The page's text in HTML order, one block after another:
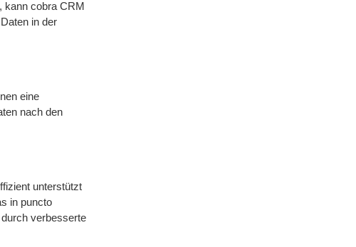
kann cobra CRM
in der
eine
nach den
unterstützt
in puncto
verbesserte